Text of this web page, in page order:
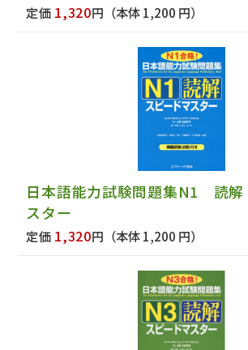
定価 1,320円 （本体 1,200 円）
日本語能力試験問題集N1 読
スター
定価 1,320円 （本体 1,200 円）